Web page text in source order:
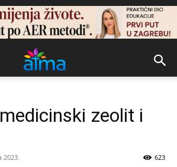
zeolit i
2023. 623